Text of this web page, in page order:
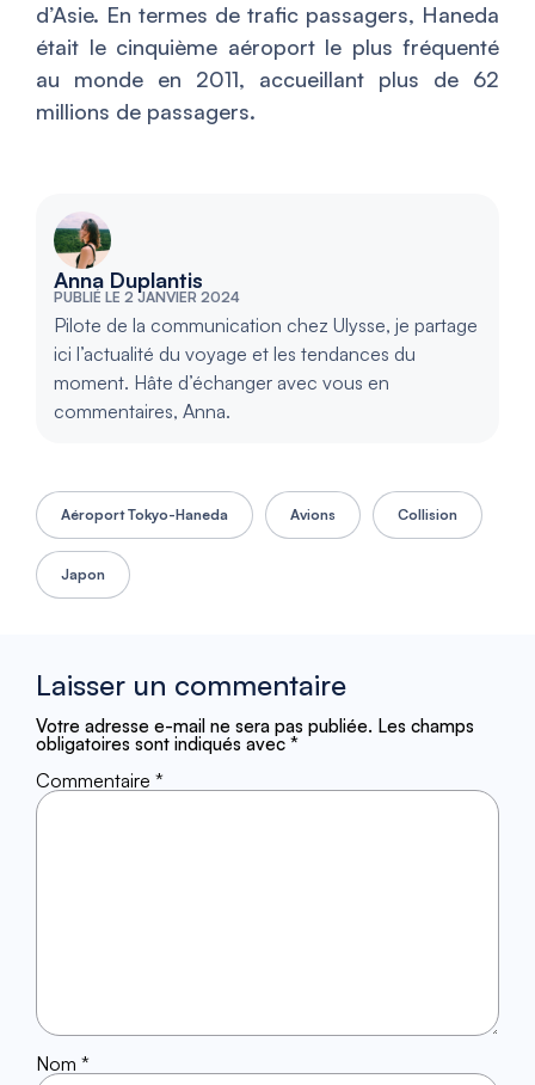
d’Asie. En termes de trafic passagers, Haneda
était le cinquième aéroport le plus fréquenté
au monde en 2011, accueillant plus de 62
millions de passagers.
Anna Duplantis
PUBLIÉ LE 2 JANVIER 2024
Pilote de la communication chez Ulysse, je partage
ici l’actualité du voyage et les tendances du
moment. Hâte d’échanger avec vous en
commentaires, Anna.
Aéroport Tokyo-Haneda Avions Collision
Japon
Laisser un commentaire
Votre adresse e-mail ne sera pas publiée. Les champs
obligatoires sont indiqués avec *
Commentaire *
Nom *